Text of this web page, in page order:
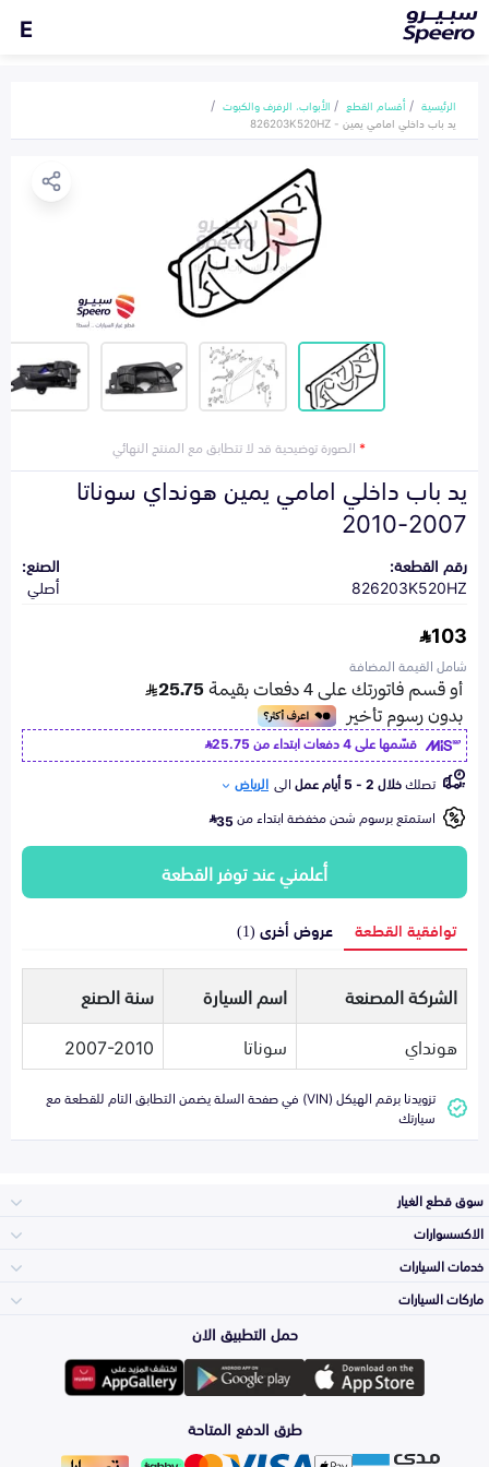
E
الرئيسية أقسام القطع
الأبواب، الرفرف والكبوت
يد باب داخلي امامي يمين - 826203K520HZ
*الصورة توضيحية قد لا تتطابق مع المنتج النهائي
يد باب داخلي امامي يمين هونداي سوناتا
2007-2010
رقم القطعة:
826203K520HZ
الصنع:
أصلي
103
شامل القيمة المضافة
قسّمها على 4 دفعات ابتداء من
25.75
تصلكخلال 2 - 5 أيام عمل الى الرياض
استمتع برسوم شحن مخفضة ابتداء من35
أعلمني عند توفر القطعة
توافقية القطعة عروض أخرى (1)
الشركة المصنعة اسم السيارة
سنة الصنع
هونداي
سوناتا 2007-2010
تزويدنا برقم الهيكل (VIN) في صفحة السلة يضمن التطابق التام للقطعة مع
سيارتك
سوق قطع الغيار
المكائن، القيرات
وملحقاتها
الشمعات
والاصطبات (الاضاءة)
الاكسسوارات
لوازم الرحلات
خدمات السيارات
الأكثر مبيعاً
ماركات السيارات
تويوتا
هيونداي
حمل التطبيق الان
طرق الدفع المتاحة